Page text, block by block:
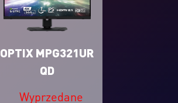
OPTIX MPG321UR
QD
Wyprzedane